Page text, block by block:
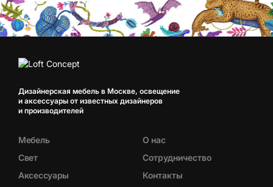
Дизайнерская мебель в Москве, освещение
и аксессуары от известных дизайнеров
и производителей
Мебель
Свет
Аксессуары
О нас
Сотрудничество
Контакты